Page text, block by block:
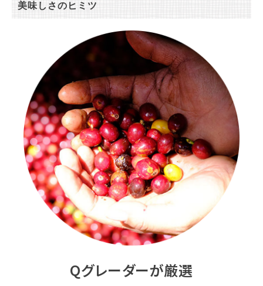
美味しさのヒミツ
Qグレーダーが厳選